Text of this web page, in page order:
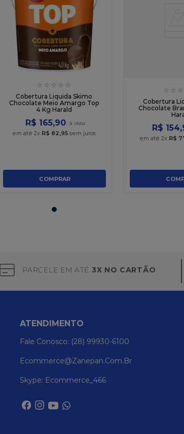
☆ ☆ ☆ ☆ ☆
Cobertura Liquida Skimo
Chocolate Meio Amargo Top
4 Kg Harald
R$ 165,90
em até2x R$ 82,95 sem juros
COMPRAR
☆ ☆ ☆
Cobertura
Chocolate
R$ 154,
em até 2x R$
PARCELE EM ATÉ 3X NO CARTÃO
ATENDIMENTO
Fale Conosco: (28) 99930-6100
Ecommerce@zanepan.com.br
Skype: Ecommerce_466